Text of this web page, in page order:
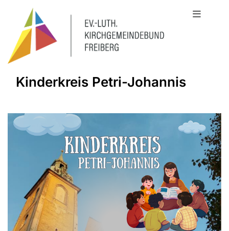
Kinderkreis Petri-Johannis